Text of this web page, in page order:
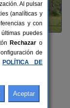
Al pulsar
(analíticas y
y con
puedes
Rechazar o
de
POLÍTICA DE